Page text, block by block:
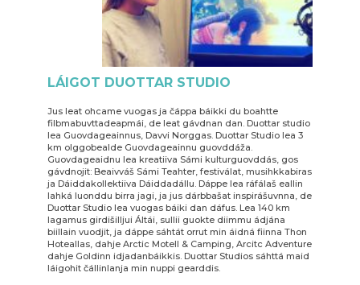
LÁIGOT DUOTTAR STUDIO
Jus leat ohcame vuogas ja čáppa báikki du boahtte
filbmabuvttadeapmái, de leat gávdnan dan. Duottar studio
lea Guovdageainnus, Davvi Norggas. Duottar Studio lea 3
km olggobealde Guovdageainnu guovddáža.
Guovdageaidnu lea kreatiiva Sámi kulturguovddás, gos
gávdnojit: Beaivváš Sámi Teahter, festiválat, musihkkabiras
ja Dáiddakollektiiva Dáiddadállu. Dáppe lea ráfálaš eallin
lahká luonddu birra jagi, ja jus dárbbašat inspirášuvnna, de
Duottar Studio lea vuogas báiki dan dáfus. Lea 140 km
lagamus girdišilljui Áltái, sullii guokte diimmu ádjána
biillain vuodjit, ja dáppe sáhtát orrut min áidná fiinna Thon
Hoteallas, dahje Arctic Motell & Camping, Arcitc Adventure
dahje Goldinn idjadanbáikkis. Duottar Studios sáhttá maid
láigohit čállinlanja min nuppi gearddis.